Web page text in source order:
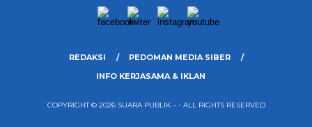
REDAKSI
PEDOMAN MEDIA SIBER
INFO KERJASAMA & IKLAN
COPYRIGHT © 2026 SUARA PUBLIK – - ALL RIGHTS RESERVED